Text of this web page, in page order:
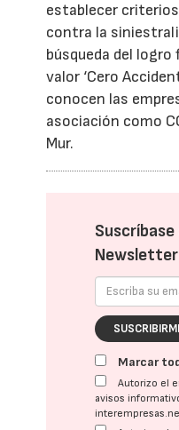
establecer
contra la
búsqueda del
valor ‘Cero
conocen las
asociación como
Mur.
Marcar
Autorizo el
avisos